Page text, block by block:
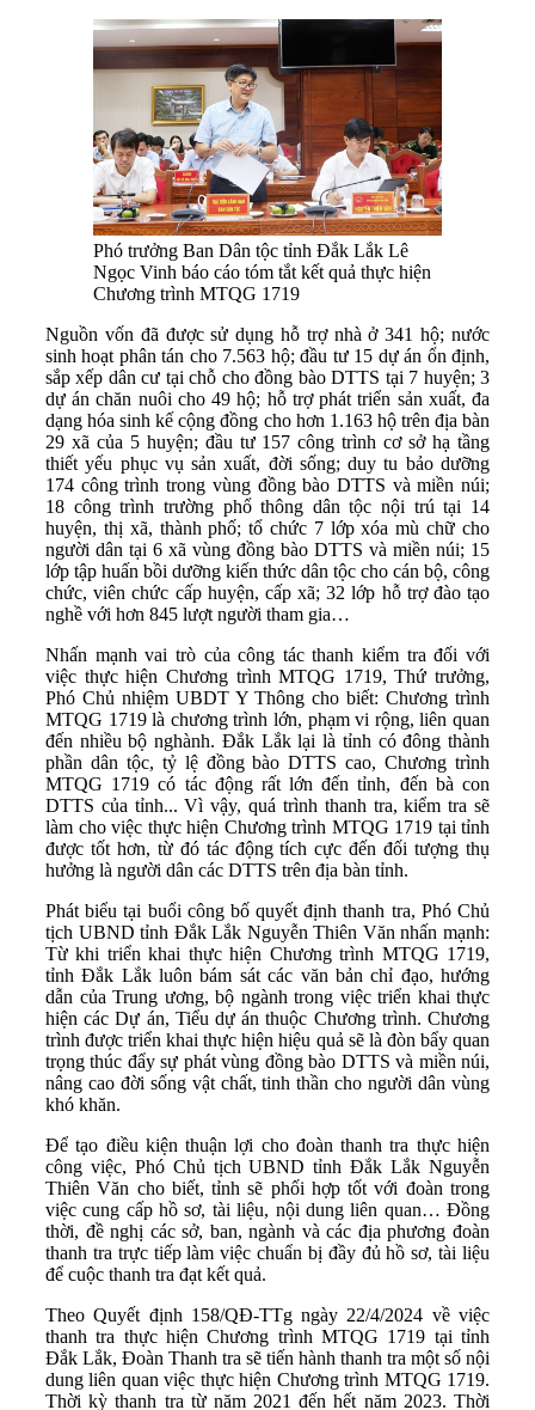
Phó trưởng Ban Dân tộc tỉnh Đắk Lắk Lê
Ngọc Vinh báo cáo tóm tắt kết quả thực hiện
Chương trình MTQG 1719
Nguồn vốn đã được sử dụng hỗ trợ nhà ở 341 hộ; nước
sinh hoạt phân tán cho 7.563 hộ; đầu tư 15 dự án ổn định,
sắp xếp dân cư tại chỗ cho đồng bào DTTS tại 7 huyện; 3
dự án chăn nuôi cho 49 hộ; hỗ trợ phát triển sản xuất, đa
dạng hóa sinh kế cộng đồng cho hơn 1.163 hộ trên địa bàn
29 xã của 5 huyện; đầu tư 157 công trình cơ sở hạ tầng
thiết yếu phục vụ sản xuất, đời sống; duy tu bảo dưỡng
174 công trình trong vùng đồng bào DTTS và miền núi;
18 công trình trường phổ thông dân tộc nội trú tại 14
huyện, thị xã, thành phố; tổ chức 7 lớp xóa mù chữ cho
người dân tại 6 xã vùng đồng bào DTTS và miền núi; 15
lớp tập huấn bồi dưỡng kiến thức dân tộc cho cán bộ, công
chức, viên chức cấp huyện, cấp xã; 32 lớp hỗ trợ đào tạo
nghề với hơn 845 lượt người tham gia…
Nhấn mạnh vai trò của công tác thanh kiểm tra đối với
việc thực hiện Chương trình MTQG 1719, Thứ trưởng,
Phó Chủ nhiệm UBDT Y Thông cho biết: Chương trình
MTQG 1719 là chương trình lớn, phạm vi rộng, liên quan
đến nhiều bộ nghành. Đắk Lắk lại là tỉnh có đông thành
phần dân tộc, tỷ lệ đồng bào DTTS cao, Chương trình
MTQG 1719 có tác động rất lớn đến tỉnh, đến bà con
DTTS của tỉnh... Vì vậy, quá trình thanh tra, kiểm tra sẽ
làm cho việc thực hiện Chương trình MTQG 1719 tại tỉnh
được tốt hơn, từ đó tác động tích cực đến đối tượng thụ
hưởng là người dân các DTTS trên địa bàn tỉnh.
Phát biểu tại buổi công bố quyết định thanh tra, Phó Chủ
tịch UBND tỉnh Đắk Lắk Nguyễn Thiên Văn nhấn mạnh:
Từ khi triển khai thực hiện Chương trình MTQG 1719,
tỉnh Đắk Lắk luôn bám sát các văn bản chỉ đạo, hướng
dẫn của Trung ương, bộ ngành trong việc triển khai thực
hiện các Dự án, Tiểu dự án thuộc Chương trình. Chương
trình được triển khai thực hiện hiệu quả sẽ là đòn bẩy quan
trọng thúc đẩy sự phát vùng đồng bào DTTS và miền núi,
nâng cao đời sống vật chất, tinh thần cho người dân vùng
khó khăn.
Để tạo điều kiện thuận lợi cho đoàn thanh tra thực hiện
công việc, Phó Chủ tịch UBND tỉnh Đắk Lắk Nguyễn
Thiên Văn cho biết, tỉnh sẽ phối hợp tốt với đoàn trong
việc cung cấp hồ sơ, tài liệu, nội dung liên quan… Đồng
thời, đề nghị các sở, ban, ngành và các địa phương đoàn
thanh tra trực tiếp làm việc chuẩn bị đầy đủ hồ sơ, tài liệu
để cuộc thanh tra đạt kết quả.
Theo Quyết định 158/QĐ-TTg ngày 22/4/2024 về việc
thanh tra thực hiện Chương trình MTQG 1719 tại tỉnh
Đắk Lắk, Đoàn Thanh tra sẽ tiến hành thanh tra một số nội
dung liên quan việc thực hiện Chương trình MTQG 1719.
Thời kỳ thanh tra từ năm 2021 đến hết năm 2023. Thời